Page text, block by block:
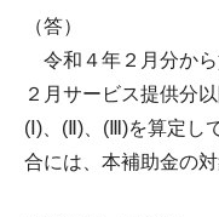
（答）
令和４年２月分か
２月サービス提供分
(Ⅰ)、(Ⅱ)、(Ⅲ)を算定し
合には、本補助金の対